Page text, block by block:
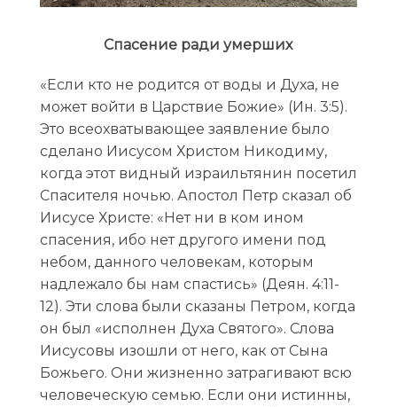
Спасение ради умерших
«Если кто не родится от воды и Духа, не
может войти в Царствие Божие» (Ин. 3:5).
Это всеохватывающее заявление было
сделано Иисусом Христом Никодиму,
когда этот видный израильтянин посетил
Спасителя ночью. Апостол Петр сказал об
Иисусе Христе: «Нет ни в ком ином
спасения, ибо нет другого имени под
небом, данного человекам, которым
надлежало бы нам спастись» (Деян. 4:11-
12). Эти слова были сказаны Петром, когда
он был «исполнен Духа Святого». Слова
Иисусовы изошли от него, как от Сына
Божьего. Они жизненно затрагивают всю
человеческую семью. Если они истинны,